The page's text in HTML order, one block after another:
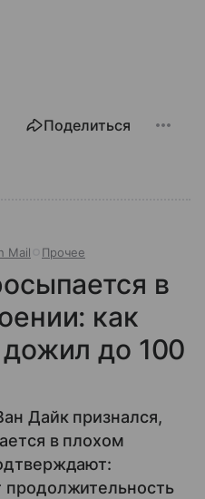
Поделиться
Mail Прочее
в
как
до 100
Дайк признался,
в плохом
продолжительность